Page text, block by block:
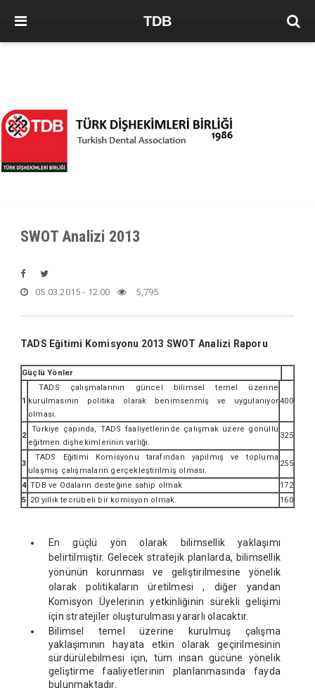
TDB
SWOT Analizi 2013
05.03.2015 - 12:00 5,795
TADS Eğitimi Komisyonu 2013 SWOT Analizi Raporu
Güçlü Yönler
1
TADS çalışmalarının güncel bilimsel temel üzerine
kurulmasının politika olarak benimsenmiş ve uygulanıyor
olması.
400
2
Türkiye çapında, TADS faaliyetlerinde çalışmak üzere gönüllü
eğitmen dişhekimlerinin varlığı.
325
3
TADS Eğitimi Komisyonu tarafından yapılmış ve topluma
ulaşmış çalışmaların gerçekleştirilmiş olması.
255
4 TDB ve Odaların desteğine sahip olmak
172
5 20 yıllık tecrübeli bir komisyon olmak. 160
En güçlü yön olarak bilimsellik yaklaşımı
belirtilmiştir. Gelecek stratejik planlarda, bilimsellik
yönünün korunması ve geliştirilmesine yönelik
olarak politikaların üretilmesi , diğer yandan
Komisyon Üyelerinin yetkinliğinin sürekli gelişimi
için stratejiler oluşturulması yararlı olacaktır.
Bilimsel temel üzerine kurulmuş çalışma
yaklaşımının hayata etkin olarak geçirilmesinin
sürdürülebilmesi için, tüm insan gücüne yönelik
geliştirme faaliyetlerinin planlanmasında fayda
bulunmaktadır.